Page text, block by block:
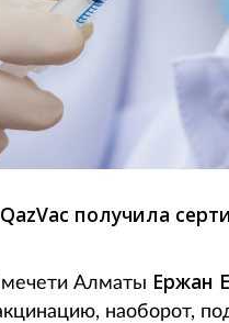
получила
Алматы Ержан
наоборот,